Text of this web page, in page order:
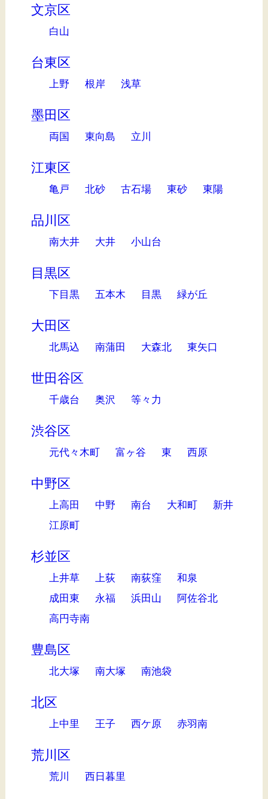
文京区
白山
台東区
上野 根岸 浅草
墨田区
両国 東向島 立川
江東区
亀戸 北砂 古石場 東砂 東陽
品川区
南大井 大井 小山台
目黒区
下目黒 五本木 目黒 緑が丘
大田区
北馬込 南蒲田 大森北 東矢口
世田谷区
千歳台 奥沢 等々力
渋谷区
元代々木町 富ヶ谷 東 西原
中野区
上高田 中野 南台 大和町
新井
江原町
杉並区
上井草 上荻 南荻窪
和泉
成田東
永福 浜田山
阿佐谷北
高円寺南
豊島区
北大塚 南大塚 南池袋
北区
上中里 王子 西ケ原 赤羽南
荒川区
荒川 西日暮里